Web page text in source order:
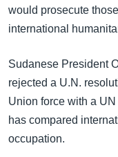
ရန်
နေရာ
ကျော်
ရန်
would prosecute
international
Sudanese President
rejected a U.N.
Union force with a
has compared
occupation.